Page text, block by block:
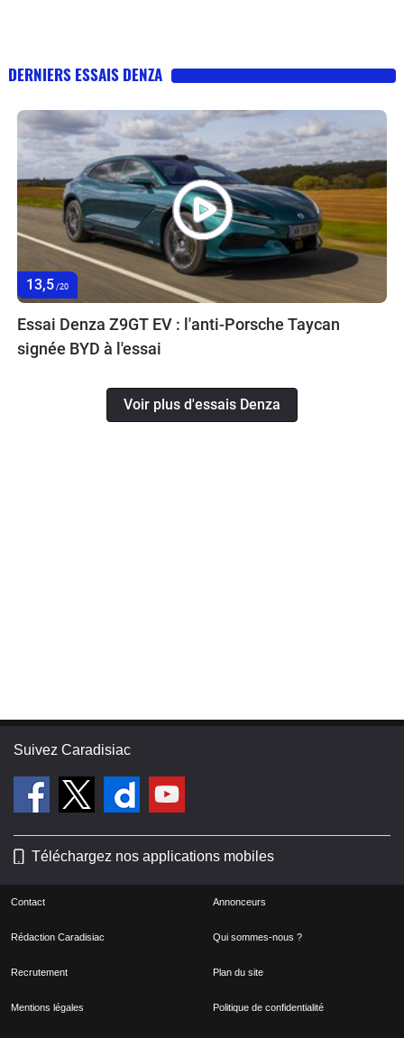
DERNIERS ESSAIS DENZA
13,5 /20
Essai Denza Z9GT EV : l'anti-Porsche Taycan
signée BYD à l'essai
Voir plus d'essais Denza
Suivez Caradisiac
Téléchargez nos applications mobiles
Contact Annonceurs
Rédaction Caradisiac Qui sommes-nous ?
Recrutement Plan du site
Mentions légales Politique de confidentialité